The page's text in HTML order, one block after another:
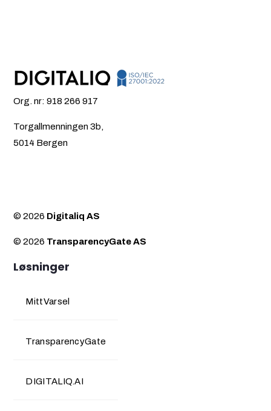
Org. nr: 918 266 917
Torgallmenningen 3b,
5014 Bergen
© 2026 Digitaliq AS
© 2026 TransparencyGate AS
Løsninger
MittVarsel
TransparencyGate
DIGITALIQ.AI